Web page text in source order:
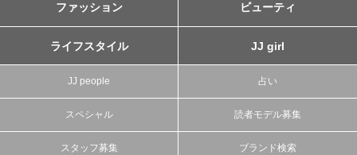
ファッション ビューティ
ライフスタイル JJ girl
JJ people 占い
スペシャル 読者モデル募集
スタッフ募集 ブランド検索